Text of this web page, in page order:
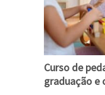
Curso de
graduação e